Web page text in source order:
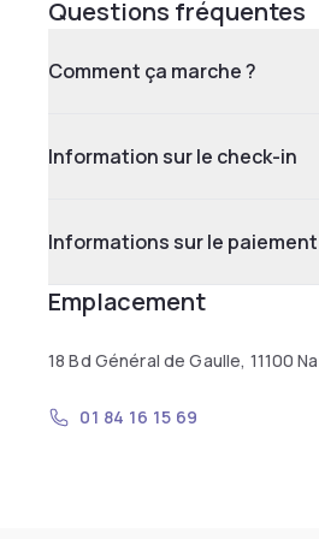
Questions fréquentes
Comment ça marche ?
Information sur le check-in
Informations sur le paiement
Emplacement
18 Bd Général de Gaulle, 11100
01 84 16 15 69